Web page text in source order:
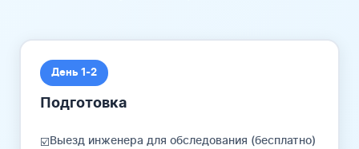
День 1-2
Подготовка
☑️Выезд инженера для обследования (бесплатно)